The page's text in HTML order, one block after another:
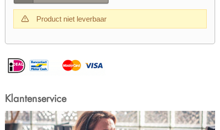
Product niet leverbaar
Klantenservice